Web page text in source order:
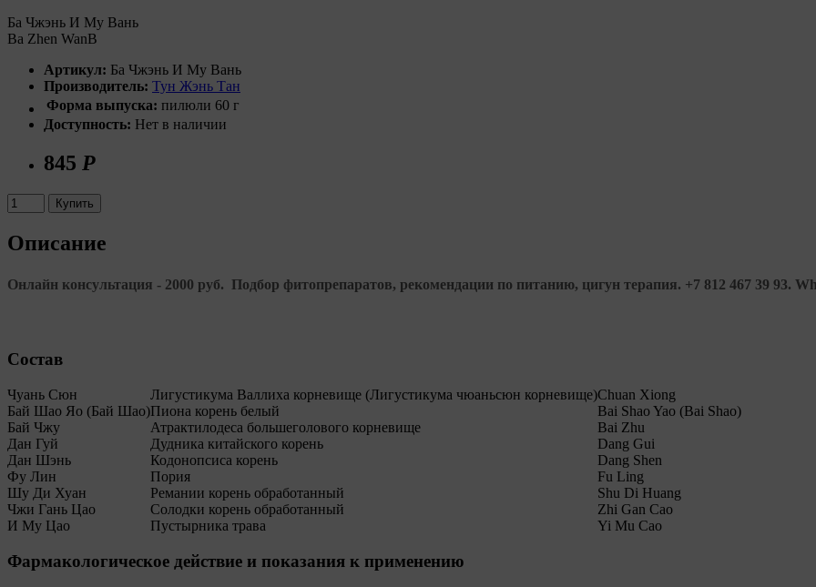
Ба Чжэнь И Му Вань
Ba Zhen WanB
Артикул: Ба Чжэнь И Му Вань
Производитель: Тун Жэнь Тан
Форма выпуска: пилюли 60 г
Доступность: Нет в наличии
845 Р
Купить
Описание
Онлайн консультация - 2000 руб. Подбор фитопрепаратов, рекомендации по питанию, цигун терапия. +7 812 467 39 93.
Состав
Чуань Сюн Лигустикума Валлиха корневище (Лигустикума чюаньсюн корневище)Chuan Xiong
Бай Шао Яо (Бай Шао)Пиона корень белый
Bai Shao Yao (Bai Shao)
Бай Чжу
Атрактилодеса большеголового корневище
Bai Zhu
Дан Гуй
Дудника китайского корень
Dang Gui
Дан Шэнь
Кодонопсиса корень
Dang Shen
Фу Лин
Пория
Fu Ling
Шу Ди Хуан
Ремании корень обработанный
Shu Di Huang
Чжи Гань Цао
Солодки корень обработанный
Zhi Gan Cao
И Му Цао
Пустырника трава Yi Mu Cao
Фармакологическое действие и показания к применению